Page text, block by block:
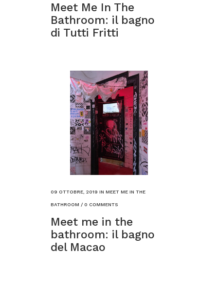
Meet Me In The
Bathroom: il bagno
di Tutti Fritti
09 OTTOBRE, 2019 IN MEET ME IN THE
BATHROOM / 0 COMMENTS
Meet me in the
bathroom: il bagno
del Macao